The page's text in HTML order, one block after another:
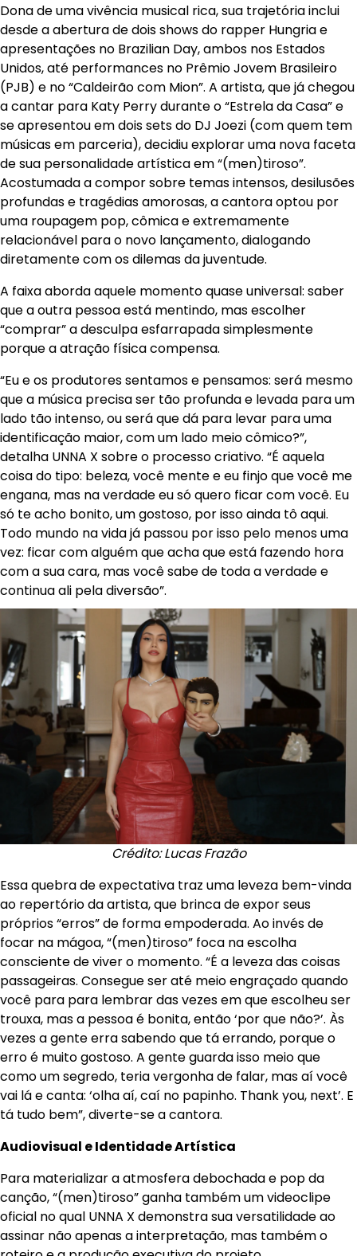
Dona de uma vivência musical rica, sua trajetória inclui
desde a abertura de dois shows do rapper Hungria e
apresentações no Brazilian Day, ambos nos Estados
Unidos, até performances no Prêmio Jovem Brasileiro
(PJB) e no “Caldeirão com Mion”. A artista, que já chegou
a cantar para Katy Perry durante o “Estrela da Casa” e
se apresentou em dois sets do DJ Joezi (com quem tem
músicas em parceria), decidiu explorar uma nova faceta
de sua personalidade artística em “(men)tiroso”.
Acostumada a compor sobre temas intensos, desilusões
profundas e tragédias amorosas, a cantora optou por
uma roupagem pop, cômica e extremamente
relacionável para o novo lançamento, dialogando
diretamente com os dilemas da juventude.
A faixa aborda aquele momento quase universal: saber
que a outra pessoa está mentindo, mas escolher
“comprar” a desculpa esfarrapada simplesmente
porque a atração física compensa.
“Eu e os produtores sentamos e pensamos: será mesmo
que a música precisa ser tão profunda e levada para um
lado tão intenso, ou será que dá para levar para uma
identificação maior, com um lado meio cômico?”,
detalha UNNA X sobre o processo criativo. “É aquela
coisa do tipo: beleza, você mente e eu finjo que você me
engana, mas na verdade eu só quero ficar com você. Eu
só te acho bonito, um gostoso, por isso ainda tô aqui.
Todo mundo na vida já passou por isso pelo menos uma
vez: ficar com alguém que acha que está fazendo hora
com a sua cara, mas você sabe de toda a verdade e
continua ali pela diversão”.
Crédito: Lucas Frazão
Essa quebra de expectativa traz uma leveza bem-vinda
ao repertório da artista, que brinca de expor seus
próprios “erros” de forma empoderada. Ao invés de
focar na mágoa, “(men)tiroso” foca na escolha
consciente de viver o momento. “É a leveza das coisas
passageiras. Consegue ser até meio engraçado quando
você para para lembrar das vezes em que escolheu ser
trouxa, mas a pessoa é bonita, então ‘por que não?’. Às
vezes a gente erra sabendo que tá errando, porque o
erro é muito gostoso. A gente guarda isso meio que
como um segredo, teria vergonha de falar, mas aí você
vai lá e canta: ‘olha aí, caí no papinho. Thank you, next’. E
tá tudo bem”, diverte-se a cantora.
Audiovisual e Identidade Artística
Para materializar a atmosfera debochada e pop da
canção, “(men)tiroso” ganha também um videoclipe
oficial no qual UNNA X demonstra sua versatilidade ao
assinar não apenas a interpretação, mas também o